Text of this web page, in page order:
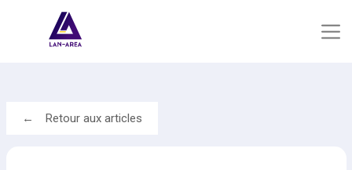
Retour aux articles